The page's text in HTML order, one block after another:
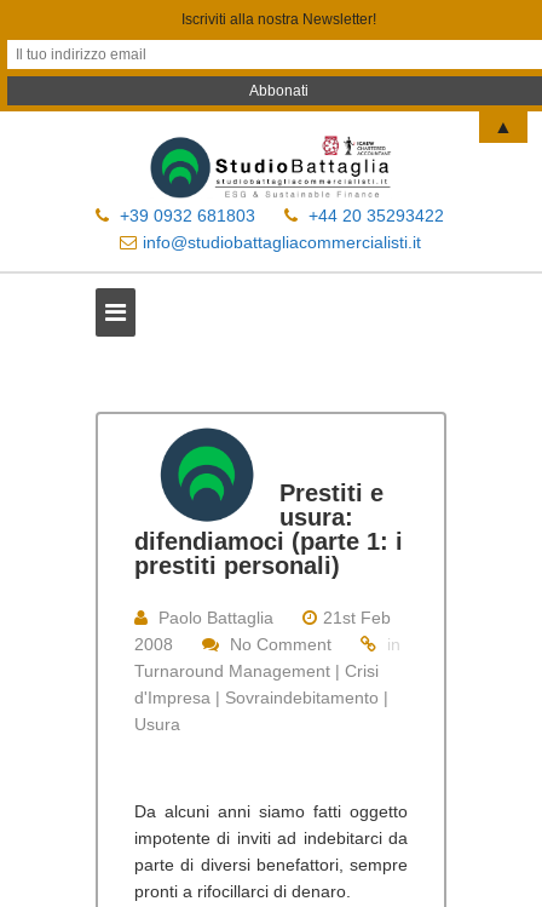
+39 0932 681803
+44 20 35293422
info@studiobattagliacommercialisti.it
Prestiti e
usura:
difendiamoci (parte 1: i
prestiti personali)
Paolo Battaglia
21st Feb
2008
No Comment
in
Turnaround Management | Crisi
d'Impresa | Sovraindebitamento |
Usura
Da alcuni anni siamo fatti oggetto
impotente di inviti ad indebitarci da
parte di diversi benefattori, sempre
pronti a rifocillarci di denaro.
Iscriviti alla nostra Newsletter!
▲